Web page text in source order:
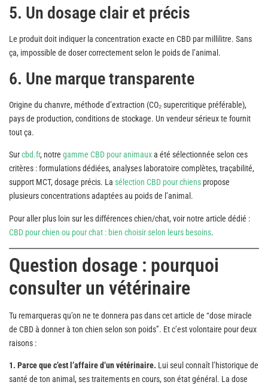
5. Un dosage clair et précis
Le produit doit indiquer la concentration exacte en CBD par millilitre. Sans
ça, impossible de doser correctement selon le poids de l’animal.
6. Une marque transparente
Origine du chanvre, méthode d’extraction (CO₂ supercritique préférable),
pays de production, conditions de stockage. Un vendeur sérieux te fournit
tout ça.
Surcbd.fr, notre gamme CBD pour animauxa été sélectionnée selon ces
critères : formulations dédiées, analyses laboratoire complètes, traçabilité,
support MCT, dosage précis. La sélection CBD pour chiens propose
plusieurs concentrations adaptées au poids de l’animal.
Pour aller plus loin sur les différences chien/chat, voir notre article dédié :
CBD pour chien ou pour chat : bien choisir selon leurs besoins.
Question dosage : pourquoi
consulter un vétérinaire
Tu remarqueras qu’on ne te donnera pas dans cet article de “dose miracle
de CBD à donner à ton chien selon son poids”. Et c’est volontaire pour deux
raisons :
1. Parce que c’est l’affaire d’un vétérinaire. Lui seul connaît l’historique de
santé de ton animal, ses traitements en cours, son état général. La dose